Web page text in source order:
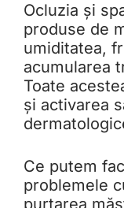
Ocluzia și
produse de
umiditatea,
acumularea
Toate
și activarea
Ce putem
problemele